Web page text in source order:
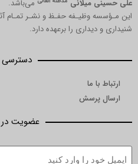
می‌باشد.
حفـظ و نشـر تمـام آثـار معظـم
را برعهده دارد.
دسترسی سریع
عضویت در خبرنامه